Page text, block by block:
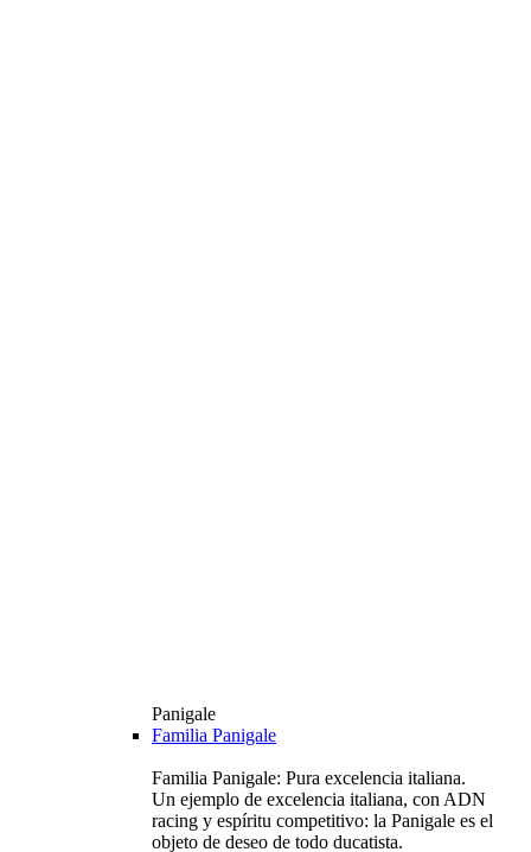
Panigale
Familia Panigale
Familia Panigale: Pura excelencia italiana.
Un ejemplo de excelencia italiana, con ADN
racing y espíritu competitivo: la Panigale es el
objeto de deseo de todo ducatista.